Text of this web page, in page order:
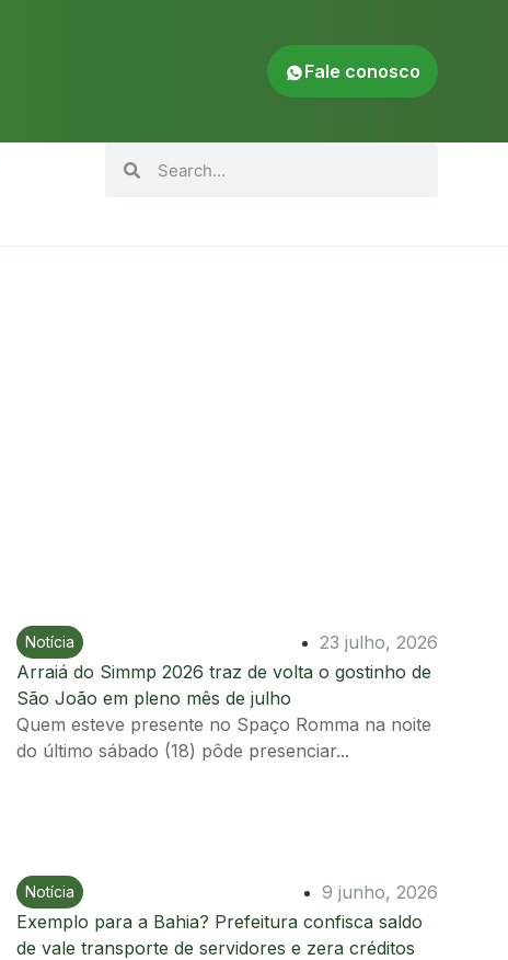
Fale conosco
Ir para postagem
Notícia
23 julho, 2026
Arraiá do Simmp 2026 traz de volta o gostinho de
São João em pleno mês de julho
Quem esteve presente no Spaço Romma na noite
do último sábado (18) pôde presenciar...
Ir para postagem
Notícia
9 junho, 2026
Exemplo para a Bahia? Prefeitura confisca saldo
de vale transporte de servidores e zera créditos